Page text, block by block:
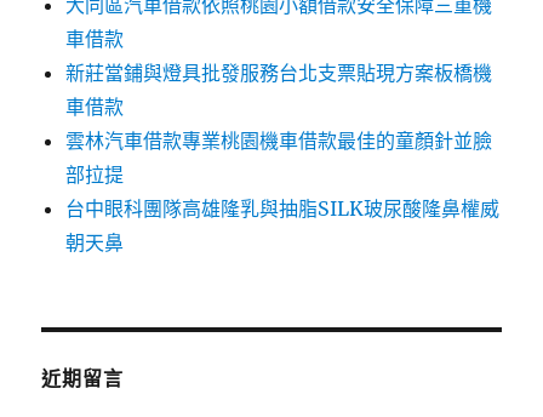
大同區汽車借款依照桃園小額借款安全保障三重機
車借款
新莊當鋪與燈具批發服務台北支票貼現方案板橋機
車借款
雲林汽車借款專業桃園機車借款最佳的童顏針並臉
部拉提
台中眼科團隊高雄隆乳與抽脂SILK玻尿酸隆鼻權威
朝天鼻
近期留言